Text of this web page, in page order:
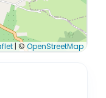
| © OpenStreetMap